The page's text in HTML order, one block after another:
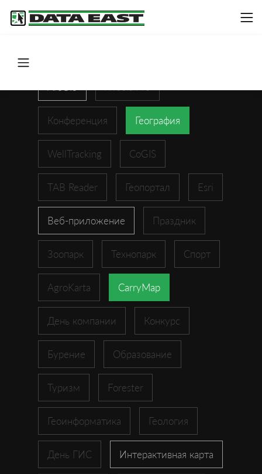
Конференция География
WellTracking CoGIS
TAB Reader Геопортал Esri
Веб-приложение Праздник
Зоопарк Технопарк Спорт
AgroKarta CarryMap
День компании Конкурс
Бурение Образование
Туризм Forester
Геоинформатика Геология
День ГИС Интерактивная карта